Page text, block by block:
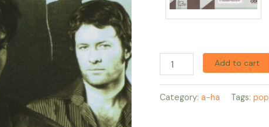
Add to cart
Category: a-ha Tags: pop